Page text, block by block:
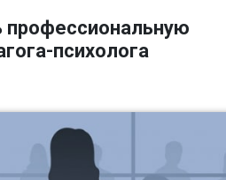
профессиональную
психолога